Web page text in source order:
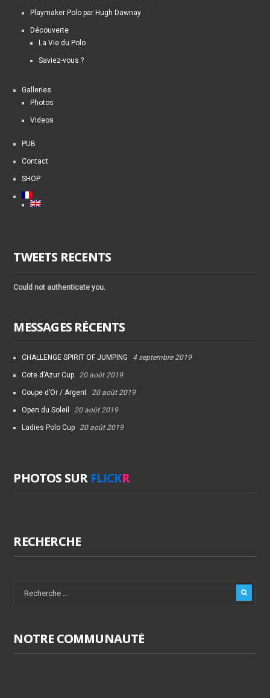
Playmaker Polo par Hugh Dawnay
Découverte
La Vie du Polo
Saviez-vous ?
Galleries
Photos
Videos
PUB
Contact
SHOP
TWEETS RECENTS
Could not authenticate you.
MESSAGES RÉCENTS
CHALLENGE SPIRIT OF JUMPING 4 septembre 2019
Cote d’Azur Cup 20 août 2019
Coupe d’Or / Argent 20 août 2019
Open du Soleil 20 août 2019
Ladies Polo Cup 20 août 2019
PHOTOS SUR FLICKR
RECHERCHE
NOTRE COMMUNAUTÉ